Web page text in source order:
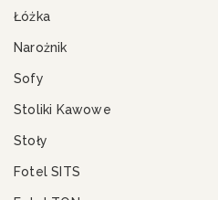
Łóżka
Narożnik
Sofy
Stoliki Kawowe
Stoły
Fotel SITS